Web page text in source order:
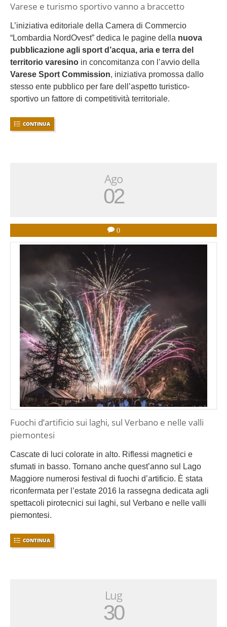
Varese e turismo sportivo vanno a braccetto
L’iniziativa editoriale della Camera di Commercio
“Lombardia NordOvest” dedica le pagine della nuova
pubblicazione agli sport d’acqua, aria e terra del
territorio varesino in concomitanza con l’avvio della
Varese Sport Commission, iniziativa promossa dallo
stesso ente pubblico per fare dell’aspetto turistico-
sportivo un fattore di competitività territoriale.
CONTINUA
Ago
02
0
Fuochi d’artificio sui laghi, sul Verbano e nelle valli
piemontesi
Cascate di luci colorate in alto. Riflessi magnetici e
sfumati in basso. Tornano anche quest’anno sul Lago
Maggiore numerosi festival di fuochi d’artificio. È stata
riconfermata per l’estate 2016 la rassegna dedicata agli
spettacoli pirotecnici sui laghi, sul Verbano e nelle valli
piemontesi.
CONTINUA
Lug
30